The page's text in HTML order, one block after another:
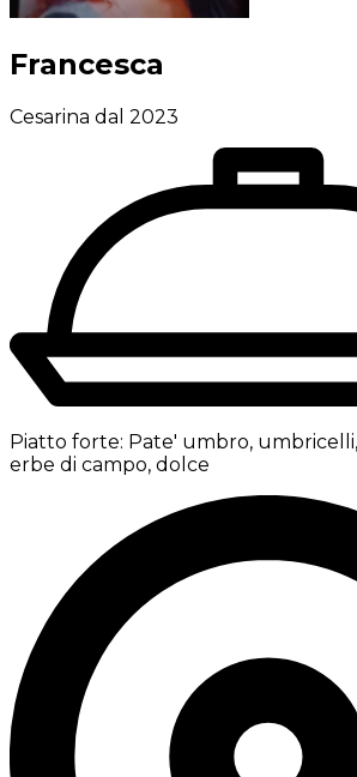
Francesca
Cesarina dal 2023
Piatto forte: Pate' umbro,
erbe di campo, dolce